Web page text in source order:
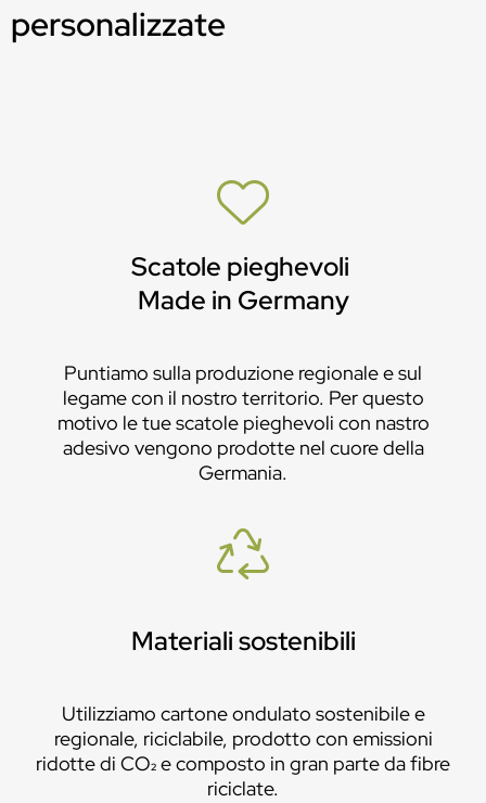
personalizzate
Scatole pieghevoli
Made in Germany
Puntiamo sulla produzione regionale e sul
legame con il nostro territorio. Per questo
motivo le tue scatole pieghevoli con nastro
adesivo vengono prodotte nel cuore della
Germania.
Materiali sostenibili
Utilizziamo cartone ondulato sostenibile e
regionale, riciclabile, prodotto con emissioni
ridotte di CO₂ e composto in gran parte da fibre
riciclate.